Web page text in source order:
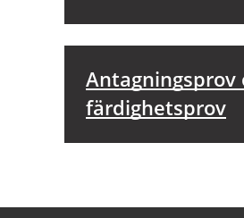
Antagningsprov
färdighetsprov